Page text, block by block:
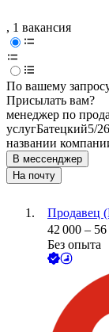
, 1 вакансия
По вашему
Присылать вам?
менеджер по
услугБатецкий5/2
названии
В мессенджер
На почту
Продавец
42 000 –
Без опыта